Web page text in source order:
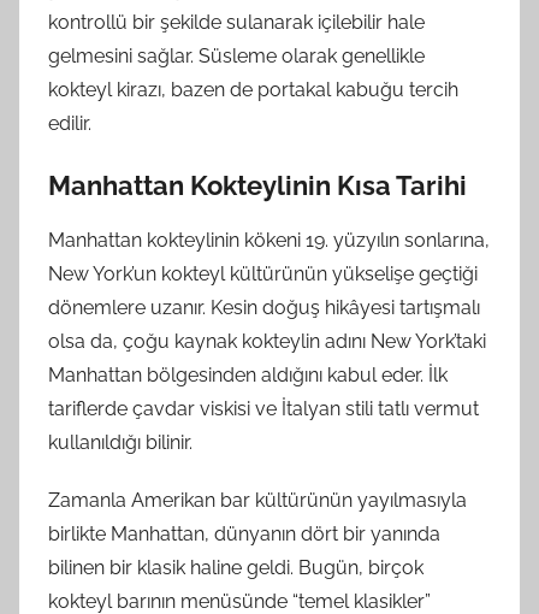
kontrollü bir şekilde sulanarak içilebilir hale
gelmesini sağlar. Süsleme olarak genellikle
kokteyl kirazı, bazen de portakal kabuğu tercih
edilir.
Manhattan Kokteylinin Kısa Tarihi
Manhattan kokteylinin kökeni 19. yüzyılın sonlarına,
New York’un kokteyl kültürünün yükselişe geçtiği
dönemlere uzanır. Kesin doğuş hikâyesi tartışmalı
olsa da, çoğu kaynak kokteylin adını New York’taki
Manhattan bölgesinden aldığını kabul eder. İlk
tariflerde çavdar viskisi ve İtalyan stili tatlı vermut
kullanıldığı bilinir.
Zamanla Amerikan bar kültürünün yayılmasıyla
birlikte Manhattan, dünyanın dört bir yanında
bilinen bir klasik haline geldi. Bugün, birçok
kokteyl barının menüsünde “temel klasikler”